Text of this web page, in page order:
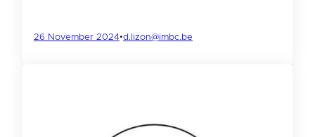
26 November 2024•d.lizon@imbc.be